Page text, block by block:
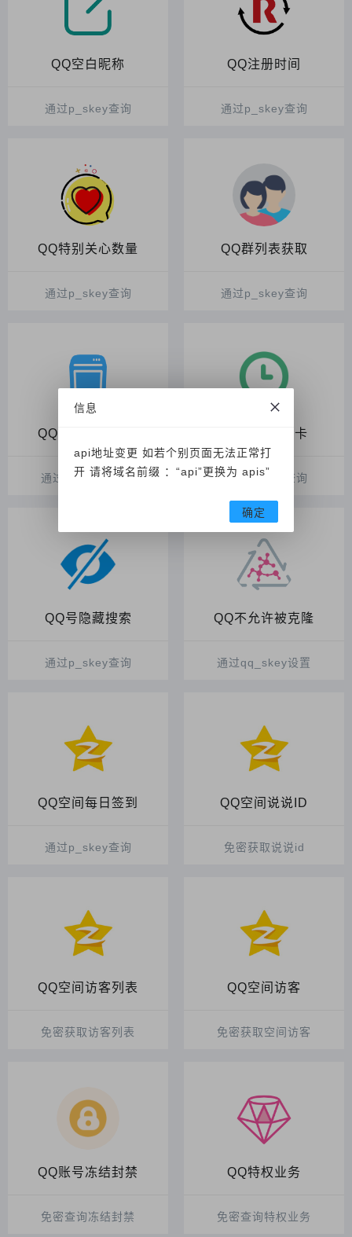
QQ空白昵称
通过p_skey查询
QQ注册时间
通过p_skey查询
QQ特别关心数量
通过p_skey查询
QQ群列表获取
通过p_skey查询
QQ在线机型状态
通过qq_skey设置
QQ日签卡打卡
通过p_skey查询
QQ号隐藏搜索
通过p_skey查询
QQ不允许被克隆
通过qq_skey设置
QQ空间每日签到
通过p_skey查询
QQ空间说说ID
免密获取说说id
QQ空间访客列表
免密获取访客列表
QQ空间访客
免密获取空间访客
QQ账号冻结封禁
免密查询冻结封禁
QQ特权业务
免密查询特权业务
信息
api地址变更 如若个别页面无法正常打
开 请将域名前缀 ：“api”更换为 apis”
确定